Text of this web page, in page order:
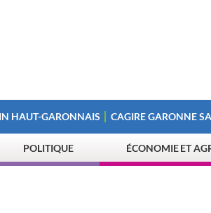
HAUT-GARONNAIS CAGIRE GARONNE
POLITIQUE ÉCONOMIE ET